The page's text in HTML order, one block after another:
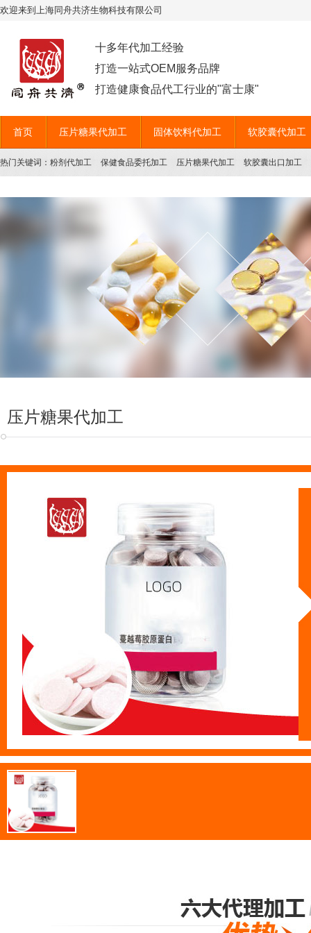
欢迎来到上海同舟共济生物科技有限公司
十多年代加工经验
打造一站式OEM服务品牌
打造健康食品代工行业的"富士康"
首页 压片糖果代加工 固体饮料代加工 软胶囊代加工
热门关键词： 粉剂代加工 保健食品委托加工 压片糖果代加工 软胶囊出口加工
压片糖果代加工